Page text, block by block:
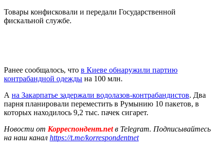
Товары конфисковали и передали Государственной
фискальной службе.
Ранее сообщалось, что в Киеве обнаружили партию
контрабандной одежды на 100 млн.
А на Закарпатье задержали водолазов-контрабандистов. Два
парня планировали переместить в Румынию 10 пакетов, в
которых находилось 9,2 тыс. пачек сигарет.
Новости от Корреспондент.netв Telegram. Подписывайтесь
на наш канал https://t.me/korrespondentnet